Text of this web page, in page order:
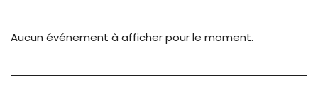
Aucun événement à afficher pour le moment.